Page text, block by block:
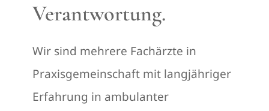
Verantwortung.
Wir sind mehrere Fachärzte in
Praxisgemeinschaft mit langjähriger
Erfahrung in ambulanter